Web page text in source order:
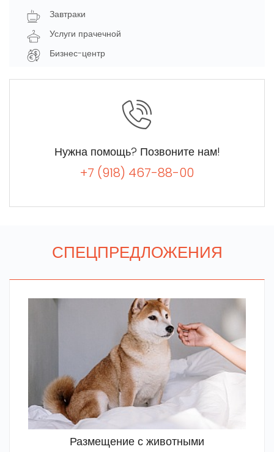
Завтраки
Услуги прачечной
Бизнес-центр
Нужна помощь? Позвоните нам!
+7 (918) 467-88-00
СПЕЦПРЕДЛОЖЕНИЯ
Размещение с животными